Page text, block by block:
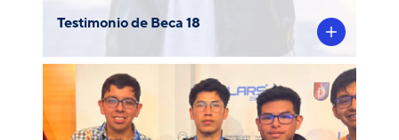
Testimonio de Beca 18
El Grupo de Robótica PUCP tuvo una
destacable labor en el Latin American